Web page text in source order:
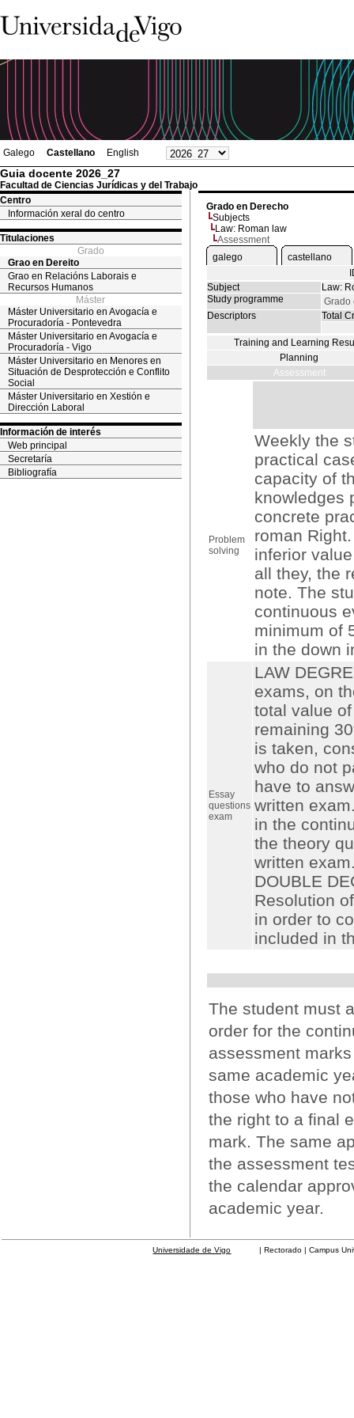
Galego Castellano English
Guia docente 2026_27
Facultad de Ciencias Jurídicas y del Trabajo
Centro
Información xeral do centro
Titulaciones
Grado
Grao en Dereito
Grao en Relacións Laborais e
Recursos Humanos
Máster
Máster Universitario en Avogacía e
Procuradoría - Pontevedra
Máster Universitario en Avogacía e
Procuradoría - Vigo
Máster Universitario en Menores en
Situación de Desprotección e Conflito
Social
Máster Universitario en Xestión e
Dirección Laboral
Información de interés
Web principal
Secretaría
Bibliografía
Grado en Derecho
Subjects
Law: Roman law
Assessment
galego
castellano
Subject
Law:
Study programme
Grado
Descriptors
Total
Training and Learning
Planning
Assessment
Problem
solving
Weekly the
practical
capacity of
knowledges
concrete
roman
inferior
all they, the
note. The
continuous
minimum of
in the down
Essay
questions
exam
LAW
exams, on
total value
remaining
is taken,
who do not
have to
written
in the
the theory
written
DOUBLE
Resolution
in order to
included in
The student must
order for the
assessment
same academic
those who have
the right to a final
mark. The same
the assessment
the calendar
academic year.
Universidade de Vigo | Rectorado | Campus